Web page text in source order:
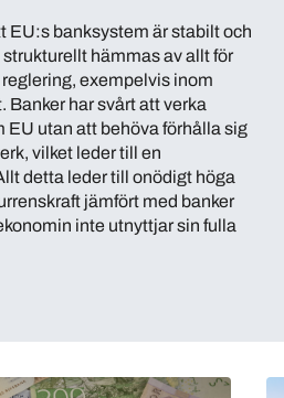
EU:s banksystem är stabilt och
hämmas av allt för
exempelvis inom
har svårt att verka
EU utan att behöva förhålla sig
vilket leder till en
detta leder till onödigt höga
jämfört med banker
inte utnyttjar sin fulla